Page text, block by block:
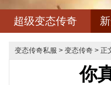
超级变态传奇
变态传奇私服 > 变态传奇 > 正
你